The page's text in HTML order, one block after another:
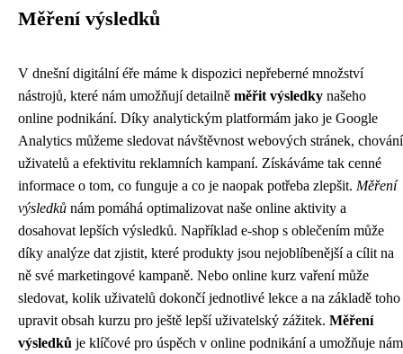
Měření výsledků
V dnešní digitální éře máme k dispozici nepřeberné množství
nástrojů, které nám umožňují detailně měřit výsledky našeho
online podnikání. Díky analytickým platformám jako je Google
Analytics můžeme sledovat návštěvnost webových stránek, chování
uživatelů a efektivitu reklamních kampaní. Získáváme tak cenné
informace o tom, co funguje a co je naopak potřeba zlepšit. Měření
výsledků nám pomáhá optimalizovat naše online aktivity a
dosahovat lepších výsledků. Například e-shop s oblečením může
díky analýze dat zjistit, které produkty jsou nejoblíbenější a cílit na
ně své marketingové kampaně. Nebo online kurz vaření může
sledovat, kolik uživatelů dokončí jednotlivé lekce a na základě toho
upravit obsah kurzu pro ještě lepší uživatelský zážitek. Měření
výsledků je klíčové pro úspěch v online podnikání a umožňuje nám